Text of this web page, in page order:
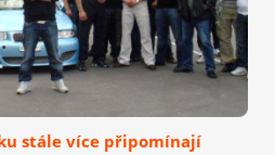
stále více připomínají